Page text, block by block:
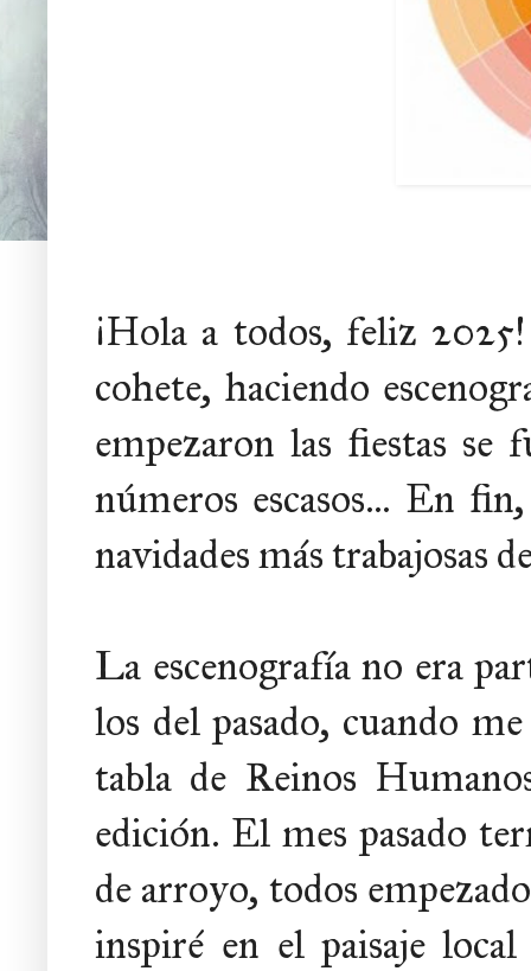
¡Hola a todos, feliz
cohete, haciendo
empezaron las fiestas
números escasos... En
navidades más trabajosas
La escenografía no era
los del pasado, cuando
tabla de Reinos
edición. El mes pasado
de arroyo, todos
inspiré en el paisaje